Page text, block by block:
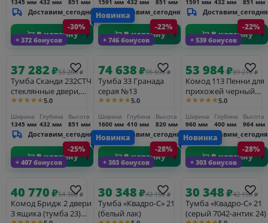
1345 мм 432 мм
851 мм
Доставим_сегодня
В корзину
1591 мм 432 мм
851 мм
Доставим_сегодня
В корзину
1591 мм 432 мм
851 мм
Доставим_сегодня
В корзину
+ 372 бонусов
-30%
37 282₽53 260 ₽
Тумба Сканди 232СТЧ
стеклянные двери,
белый/антик
★★★★★5.0
Ширина
1345 мм
Глубина
432 мм
Высота
851 мм
Доставим_сегодня
В корзину
+ 746 бонусов
Новинка
-22%
74 638₽95 690 ₽
Тумба 33 Гранада
серая №13
★★★★★5.0
Ширина
1600 мм
Глубина
410 мм
Высота
820 мм
Доставим_сегодня
В корзину
+ 539 бонусов
-22%
53 984₽69 210 ₽
Комод 113 Пенни для
прихожей черный
сапфир/антик 24
★★★★★5.0
Ширина
960 мм
Глубина
400 мм
Высота
964 мм
Доставим_сегодня
В корзину
+ 407 бонусов
-25%
40 770₽54 360 ₽
Комод Бридж 2 двери
3 ящика (тумба 23)
+ 303 бонусов
Новинка
-28%
30 348₽42 150 ₽
Тумба «Квадро-С» 21
(белый лак)
+ 303 бонусов
Новинка
-28%
30 348₽42 150 ₽
Тумба «Квадро-С» 21
(серый 7042-антик 24)